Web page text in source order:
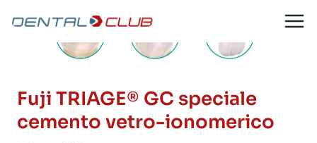
Fuji TRIAGE® GC speciale
cemento vetro-ionomerico